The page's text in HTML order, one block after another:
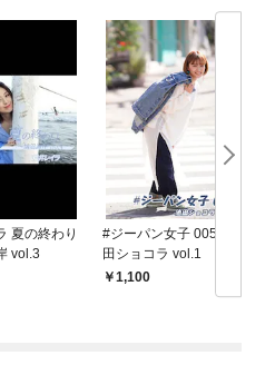
夏の終わり
vol.3
#ジーパン女子 005 池
田ショコラ vol.1
1,100